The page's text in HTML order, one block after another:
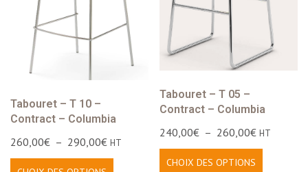
Tabouret – T 10 –
Contract – Columbia
260,00€ – 290,00€ HT
Tabouret – T 05 –
Contract – Columbia
240,00€ – 260,00€ HT
CHOIX DES OPTIONS